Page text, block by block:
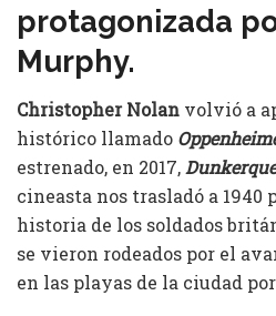
protagonizada
Murphy.
Christopher Nolan volvió a
histórico llamado
estrenado, en 2017,Dunkerque
cineasta nos trasladó a 1940
historia de los soldados
se vieron rodeados por el
en las playas de la ciudad